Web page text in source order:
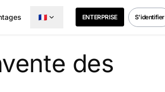
ENTERPRISE S'identifier
🇫🇷
des